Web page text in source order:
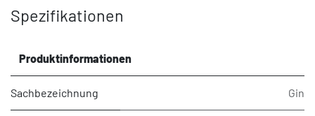
Spezifikationen
Produktinformationen
Sachbezeichnung Gin